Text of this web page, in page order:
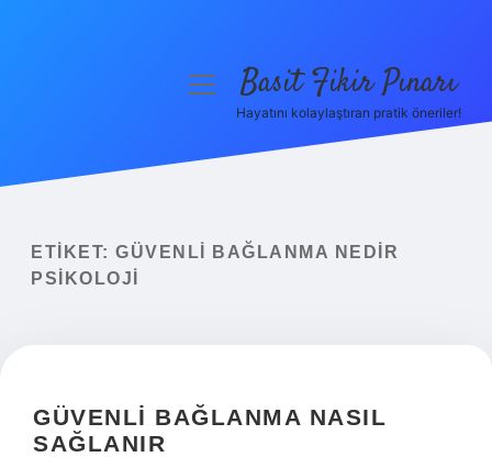
Yasal Uyarı
menüyüBasit Fikir Pınarı
Hayatını kolaylaştıran pratik öneriler!
ETIKET: GÜVENLI BAĞLANMA NEDIR
PSIKOLOJI
GÜVENLI BAĞLANMA NASIL
SAĞLANIR